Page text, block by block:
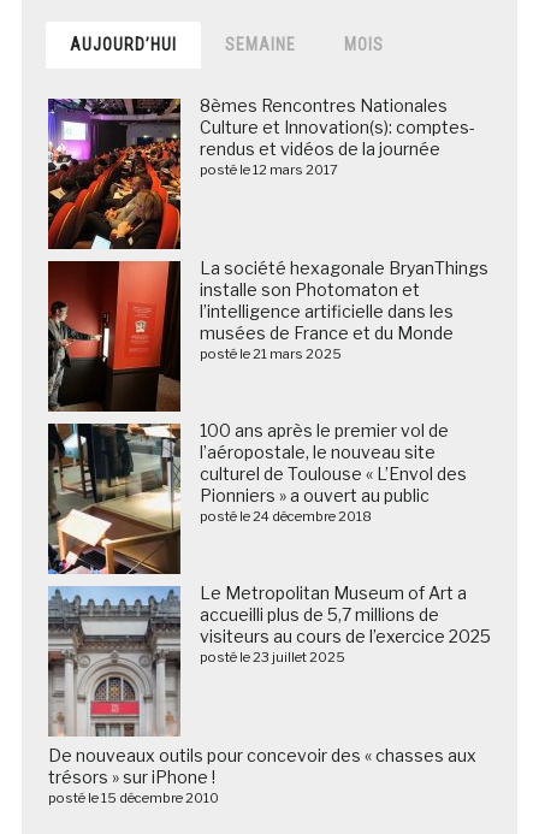
AUJOURD’HUI SEMAINE MOIS
8èmes Rencontres Nationales
Culture et Innovation(s): comptes-
rendus et vidéos de la journée
posté le 12 mars 2017
La société hexagonale BryanThings
installe son Photomaton et
l’intelligence artificielle dans les
musées de France et du Monde
posté le 21 mars 2025
100 ans après le premier vol de
l’aéropostale, le nouveau site
culturel de Toulouse « L’Envol des
Pionniers » a ouvert au public
posté le 24 décembre 2018
Le Metropolitan Museum of Art a
accueilli plus de 5,7 millions de
visiteurs au cours de l’exercice 2025
posté le 23 juillet 2025
De nouveaux outils pour concevoir des « chasses aux
trésors » sur iPhone !
posté le 15 décembre 2010